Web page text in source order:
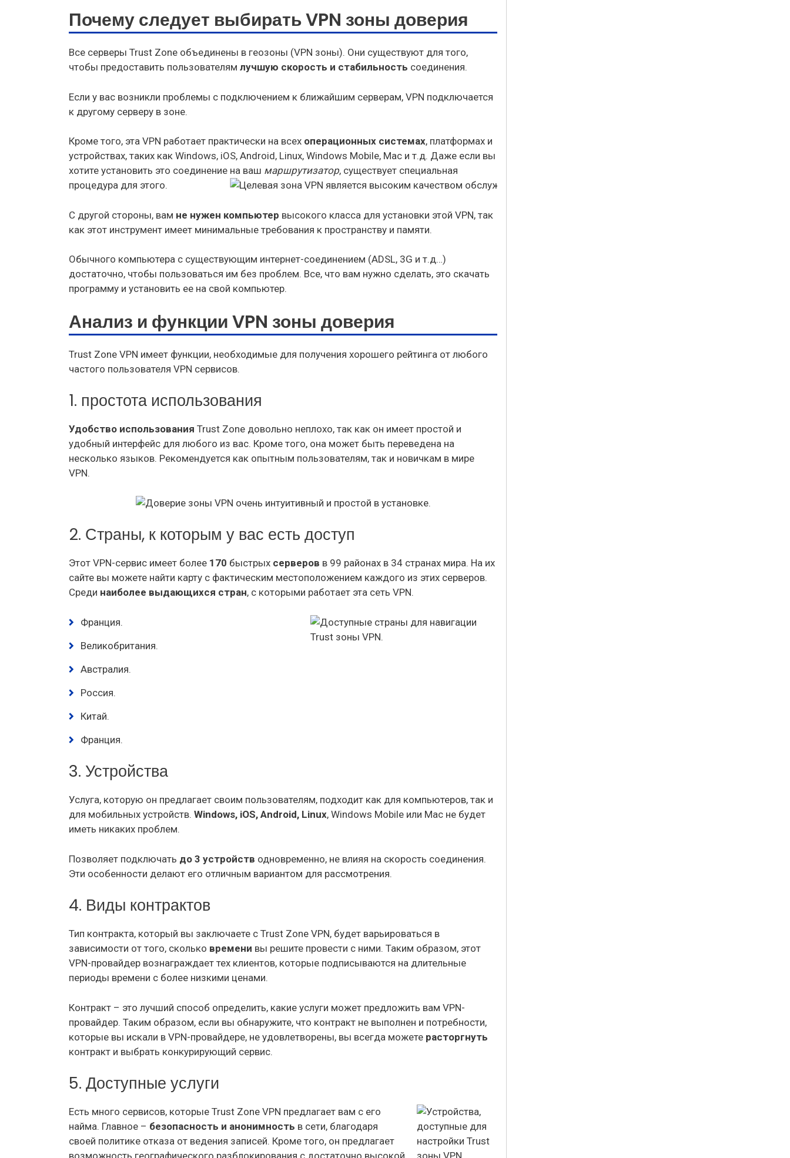
Почему следует выбирать VPN зоны доверия
Все серверы Trust Zone объединены в геозоны (VPN зоны). Они существуют для того,
чтобы предоставить пользователям лучшую скорость и стабильность соединения.
Если у вас возникли проблемы с подключением к ближайшим серверам, VPN подключается
к другому серверу в зоне.
Кроме того, эта VPN работает практически на всех операционных системах, платформах и
устройствах, таких как Windows, iOS, Android, Linux, Windows Mobile, Mac и т.д. Даже если вы
хотите установить это соединение на ваш маршрутизатор, существует специальная
процедура для этого.
С другой стороны, вам не нужен компьютер высокого класса для установки этой VPN, так
как этот инструмент имеет минимальные требования к пространству и памяти.
Обычного компьютера с существующим интернет-соединением (ADSL, 3G и т.д…)
достаточно, чтобы пользоваться им без проблем. Все, что вам нужно сделать, это скачать
программу и установить ее на свой компьютер.
Анализ и функции VPN зоны доверия
Trust Zone VPN имеет функции, необходимые для получения хорошего рейтинга от любого
частого пользователя VPN сервисов.
1. простота использования
Удобство использования Trust Zone довольно неплохо, так как он имеет простой и
удобный интерфейс для любого из вас. Кроме того, она может быть переведена на
несколько языков. Рекомендуется как опытным пользователям, так и новичкам в мире
VPN.
2. Страны, к которым у вас есть доступ
Этот VPN-сервис имеет более 170 быстрых серверов в 99 районах в 34 странах мира. На их
сайте вы можете найти карту с фактическим местоположением каждого из этих серверов.
Среди наиболее выдающихся стран, с которыми работает эта сеть VPN.
Франция.
Великобритания.
Австралия.
Россия.
Китай.
Франция.
3. Устройства
Услуга, которую он предлагает своим пользователям, подходит как для компьютеров, так и
для мобильных устройств. Windows, iOS, Android, Linux, Windows Mobile или Mac не будет
иметь никаких проблем.
Позволяет подключать до 3 устройств одновременно, не влияя на скорость соединения.
Эти особенности делают его отличным вариантом для рассмотрения.
4. Виды контрактов
Тип контракта, который вы заключаете с Trust Zone VPN, будет варьироваться в
зависимости от того, сколько времени вы решите провести с ними. Таким образом, этот
VPN-провайдер вознаграждает тех клиентов, которые подписываются на длительные
периоды времени с более низкими ценами.
Контракт – это лучший способ определить, какие услуги может предложить вам VPN-
провайдер. Таким образом, если вы обнаружите, что контракт не выполнен и потребности,
которые вы искали в VPN-провайдере, не удовлетворены, вы всегда можете расторгнуть
контракт и выбрать конкурирующий сервис.
5. Доступные услуги
Есть много сервисов, которые Trust Zone VPN предлагает вам с его
найма. Главное – безопасность и анонимность в сети, благодаря
своей политике отказа от ведения записей. Кроме того, он предлагает